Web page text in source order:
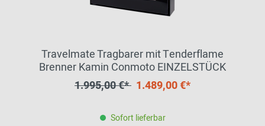
Travelmate Tragbarer mit Tenderflame
Brenner Kamin Conmoto EINZELSTÜCK
1.995,00 €* 1.489,00 €*
Sofort lieferbar